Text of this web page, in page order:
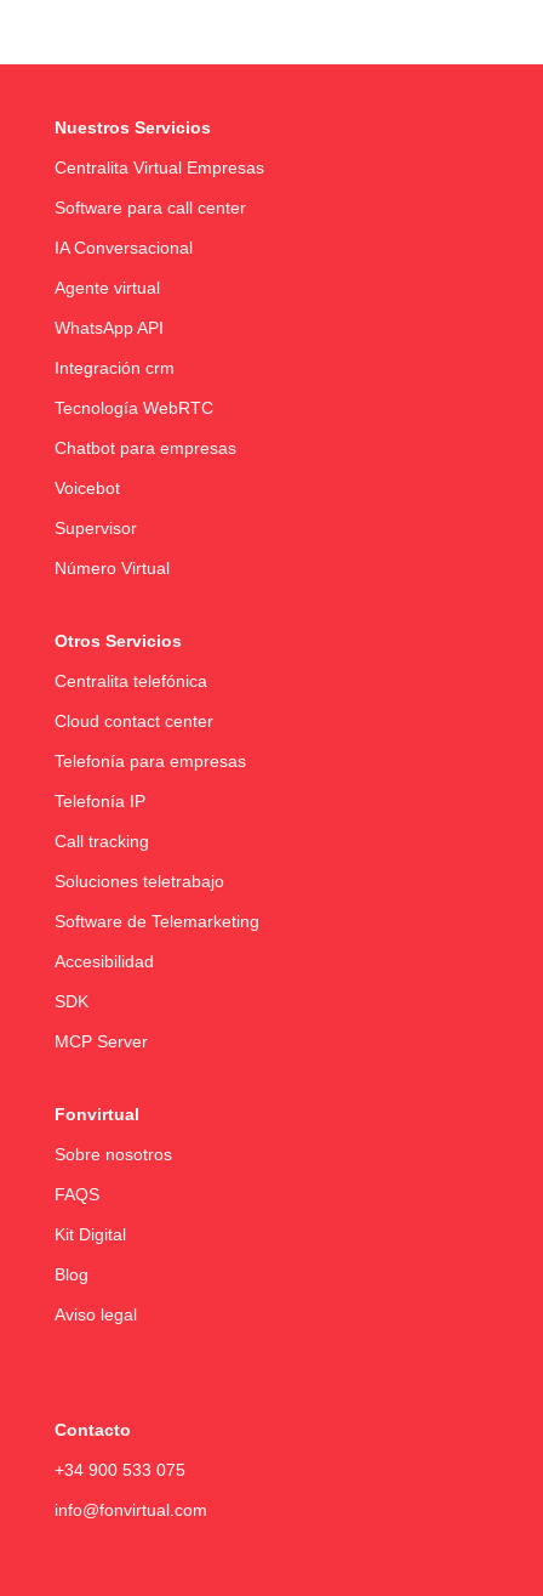
Nuestros Servicios
Centralita Virtual Empresas
Software para call center
IA Conversacional
Agente virtual
WhatsApp API
Integración crm
Tecnología WebRTC
Chatbot para empresas
Voicebot
Supervisor
Número Virtual
Otros Servicios
Centralita telefónica
Cloud contact center
Telefonía para empresas
Telefonía IP
Call tracking
Soluciones teletrabajo
Software de Telemarketing
Accesibilidad
SDK
MCP Server
Fonvirtual
Sobre nosotros
FAQS
Kit Digital
Blog
Aviso legal
Contacto
+34 900 533 075
info@fonvirtual.com